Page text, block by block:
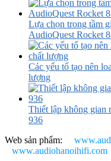
Lựa chọn trong tầm
AudioQuest Rocket
Các yếu tố tạo nên
lượng
Thiết lập không gian
936
Web sản phẩm:
www.audiohanoihifi.com